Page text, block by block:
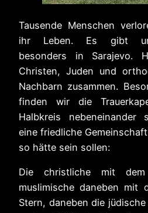
Tausende Menschen
ihr Leben. Es gibt
besonders in Sarajevo.
Christen, Juden und
Nachbarn zusammen.
finden wir die
Halbkreis nebeneinander
eine friedliche
so hätte sein sollen:
Die christliche mit dem
muslimische daneben mit
Stern, daneben die